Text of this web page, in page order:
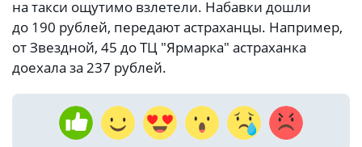
на такси ощутимо взлетели. Набавки дошли
до 190 рублей, передают астраханцы. Например,
от Звездной, 45 до ТЦ "Ярмарка" астраханка
доехала за 237 рублей.